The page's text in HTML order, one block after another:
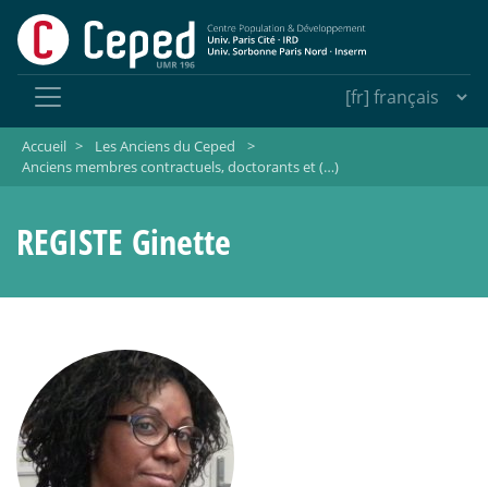
Accueil > Les Anciens du Ceped
>
Anciens membres contractuels, doctorants et (…)
REGISTE Ginette